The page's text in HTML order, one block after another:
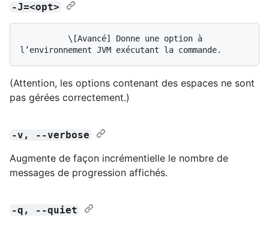
-J=<opt>
(Attention, les options contenant des espaces ne sont
pas gérées correctement.)
-v, --verbose
Augmente de façon incrémentielle le nombre de
messages de progression affichés.
-q, --quiet